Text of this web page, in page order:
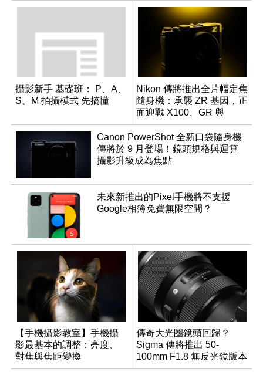
攝影新手 基礎班： P、A、
S、M 拍攝模式 先搞懂
Nikon 傳將推出全片幅定焦
隨身機：承襲 ZR 基因，正
面迎戰 X100、GR 與
RX1R 系列
Canon PowerShot 全新口袋隨身機
傳將於 9 月登場！鏡頭規格與運算
攝影升級成為焦點
未來新推出的Pixel手機將不支援
Google相簿免費無限空間？
【手機攝影教室】手機攝
影最基本的調整：亮度、
對焦與焦距變換
傳奇大光圈鏡頭回歸？
Sigma 傳將推出 50-
100mm F1.8 無反光鏡版本